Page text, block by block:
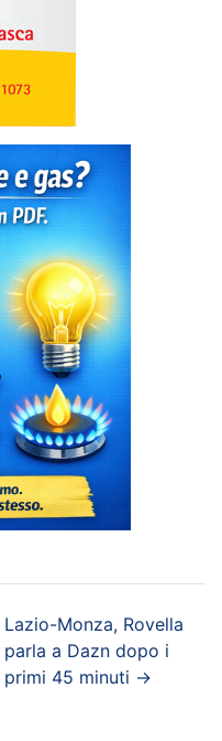
Lazio-Monza, Rovella
parla a Dazn dopo i
primi 45 minuti →